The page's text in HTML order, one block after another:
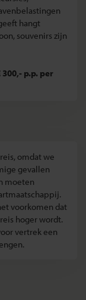
hangt
souvenirs zijn
p.p. per
omdat we
gevallen
moeten
voorkomen dat
hoger wordt.
vertrek een